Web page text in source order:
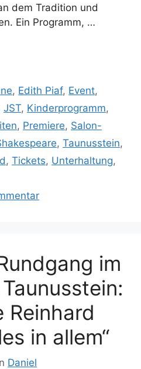
dem Tradition und
Ein Programm, …
, Edith Piaf, Event,
JST, Kinderprogramm,
, Premiere, Salon-
, Taunusstein,
, Tickets, Unterhaltung,
im
Reinhard
in allem“
Daniel